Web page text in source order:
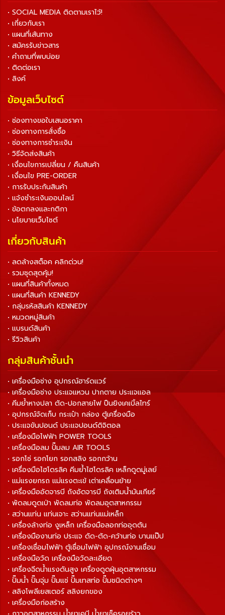
• SOCIAL MEDIA ติดตามเราไว้!
• เกี่ยวกับเรา
• แผนที่เส้นทาง
• สมัครรับข่าวสาร
• คำถามที่พบบ่อย
• ติดต่อเรา
• ลิงค์
ข้อมูลเว็บไซต์
• ช่องทางขอใบเสนอราคา
• ช่องทางการสั่งซื้อ
• ช่องทางการชำระเงิน
• วิธีจัดส่งสินค้า
• เงื่อนไขการเปลี่ยน / คืนสินค้า
• เงื่อนไข PRE-ORDER
• การรับประกันสินค้า
• แจ้งชำระเงินออนไลน์
• ข้อตกลงและกติกา
• นโยบายเว็บไซต์
เกี่ยวกับสินค้า
• ลดล้างสต็อค คลิกด่วน!
• รวมชุดสุดคุ้ม!
• แผนที่สินค้าทั้งหมด
• แผนที่สินค้า KENNEDY
• กลุ่มรหัสสินค้า KENNEDY
• หมวดหมู่สินค้า
• แบรนด์สินค้า
• รีวิวสินค้า
กลุ่มสินค้าชั้นนำ
• เครื่องมือช่าง อุปกรณ์ฮาร์ดแวร์
• เครื่องมือช่าง ประแจแหวน ปากตาย ประแจแอล
• คีมย้ำหางปลา ตัด-ปอกสายไฟ ปืนยิงเคเบิ้ลไทร์
• อุปกรณ์จัดเก็บ กระเป๋า กล่อง ตู้เครื่องมือ
• ประแจขันปอนด์ ประแจปอนด์ดิจิตอล
• เครื่องมือไฟฟ้า POWER TOOLS
• เครื่องมือลม ปั๊มลม AIR TOOLS
• รอกโซ่ รอกโยก รอกสลิง รอกกว้าน
• เครื่องมือไฮโดรลิค คีมย้ำไฮโดรลิค เหล็กดูดมู่เลย์
• แม่แรงยกรถ แม่แรงตะเข้ เต่าเคลื่อนย้าย
• เครื่องมืออัดจารบี ถังอัดจารบี ถังเติมน้ำมันเกียร์
• พัดลมดูดเป่า พัดลมท่อ พัดลมอุตสาหกรรม
• สว่านแท่น แท่นเจาะ สว่านแท่นแม่เหล็ก
• เครื่องล้างท่อ งูเหล็ก เครื่องมือลอกท่ออุดตัน
• เครื่องมืองานท่อ ประแจ ดัด-ตัด-คว้านท่อ บานแป๊ป
• เครื่องเชื่อมไฟฟ้า ตู้เชื่อมไฟฟ้า อุปกรณ์งานเชื่อม
• เครื่องมือวัด เครื่องมือวัดละเอียด
• เครื่องฉีดน้ำแรงดันสูง เครื่องดูดฝุ่นอุตสาหกรรม
• ปั๊มน้ำ ปั๊มจุ่ม ปั๊มแช่ ปั๊มเทสท่อ ปั๊มชนิดต่างๆ
• สลิงโพลีเยสเตอร์ สลิงยกของ
• เครื่องมือก่อสร้าง